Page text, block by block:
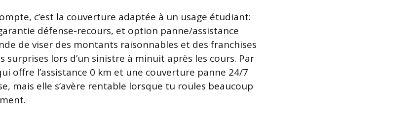
c’est la couverture adaptée à un usage étudiant:
défense-recours, et option panne/assistance
de viser des montants raisonnables et des franchises
surprises lors d’un sinistre à minuit après les cours. Par
offre l’assistance 0 km et une couverture panne 24/7
mais elle s’avère rentable lorsque tu roules beaucoup